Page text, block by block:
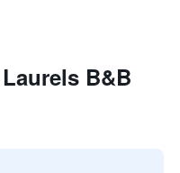
B&B